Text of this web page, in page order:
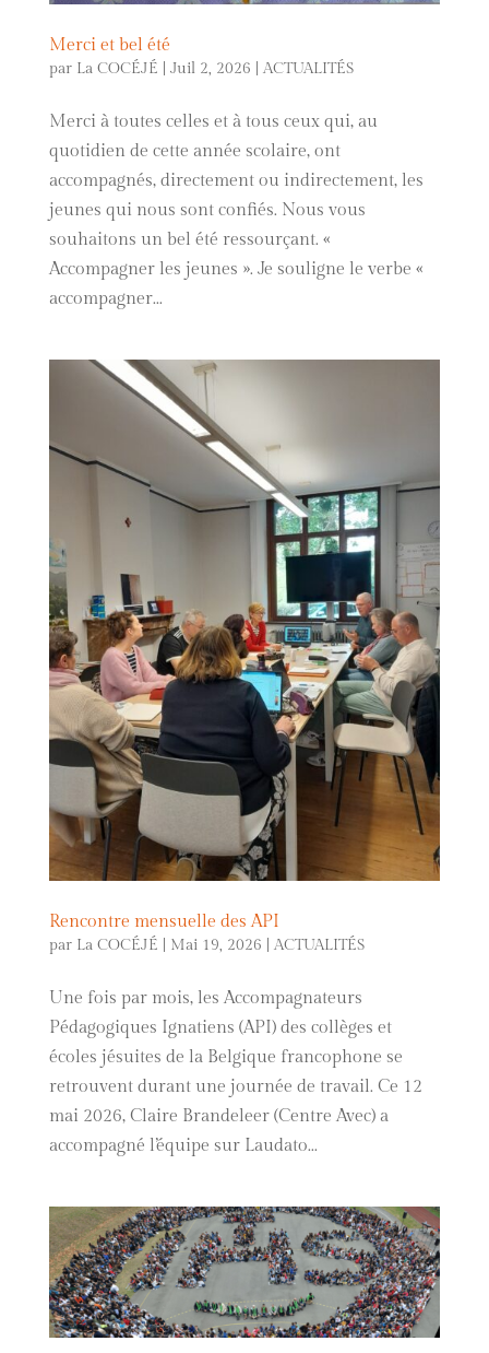
Merci et bel été
par La COCÉJÉ Juil 2, 2026 ACTUALITÉS
Merci à toutes celles et à tous ceux qui, au
quotidien de cette année scolaire, ont
accompagnés, directement ou indirectement, les
jeunes qui nous sont confiés. Nous vous
souhaitons un bel été ressourçant. «
Accompagner les jeunes ». Je souligne le verbe «
accompagner...
Rencontre mensuelle des API
par La COCÉJÉ Mai 19, 2026 ACTUALITÉS
Une fois par mois, les Accompagnateurs
Pédagogiques Ignatiens (API) des collèges et
écoles jésuites de la Belgique francophone se
retrouvent durant une journée de travail. Ce 12
mai 2026, Claire Brandeleer (Centre Avec) a
accompagné l’équipe sur Laudato...